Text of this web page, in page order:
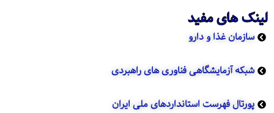
لینک های مفید
سازمان غذا و دارو
شبکه آزمایشگاهی فناوری های راهبردی
پورتال فهرست استانداردهای ملی ایران